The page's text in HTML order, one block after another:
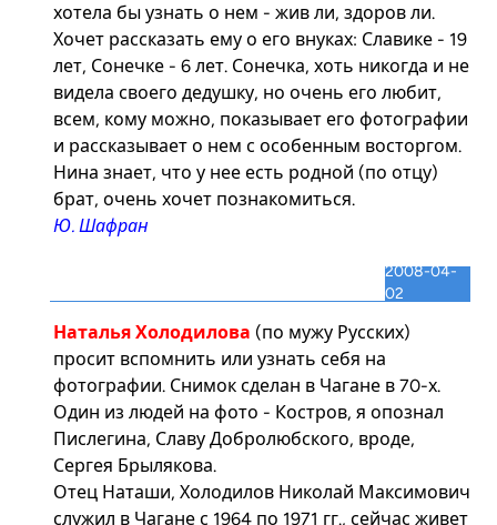
хотела бы узнать о нем - жив ли, здоров ли.
Хочет рассказать ему о его внуках: Славике - 19
лет, Сонечке - 6 лет. Сонечка, хоть никогда и не
видела своего дедушку, но очень его любит,
всем, кому можно, показывает его фотографии
и рассказывает о нем с особенным восторгом.
Нина знает, что у нее есть родной (по отцу)
брат, очень хочет познакомиться.
Ю. Шафран
2008-04-
02
Наталья Холодилова (по мужу Русских)
просит вспомнить или узнать себя на
фотографии. Снимок сделан в Чагане в 70-х.
Один из людей на фото - Костров, я опознал
Пислегина, Славу Добролюбского, вроде,
Сергея Брылякова.
Отец Наташи, Холодилов Николай Максимович
служил в Чагане с 1964 по 1971 гг., сейчас живет